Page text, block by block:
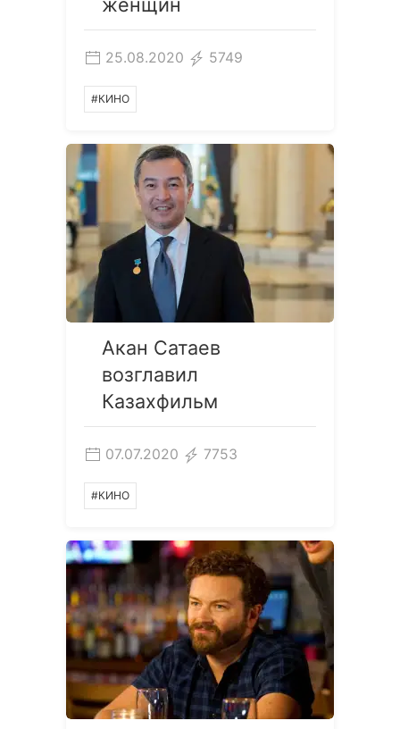
25.08.2020 5749
#КИНО
Акан Сатаев
возглавил
Казахфильм
07.07.2020 7753
#КИНО